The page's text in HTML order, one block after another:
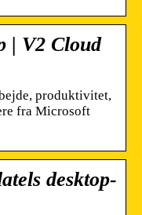
| V2 Cloud
produktivitet,
fra Microsoft
desktop-